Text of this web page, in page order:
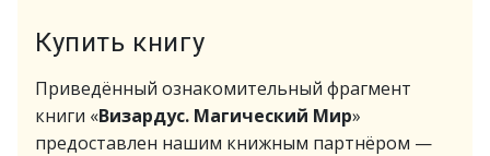
Купить книгу
Приведённый ознакомительный фрагмент
книги «Визардус. Магический Мир»
предоставлен нашим книжным партнёром —